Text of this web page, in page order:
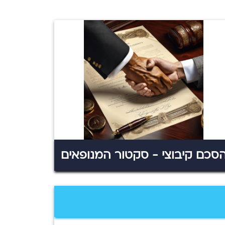
ארצי באיגוד הבניין ומחזיק תיק המנופאים
קיבוצי - סקטור המנופאים